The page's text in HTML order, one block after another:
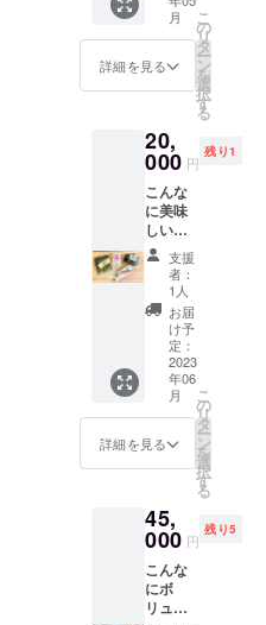
す）
栽培中
無農
薬 サ
（サラ
ダ、パ
どにオ
スス
メ） ふ
もとも
農園
栽培中
無農
薬 紫
もち
麦 ３
００
ｇ １
記は
３月中
頂きま
した内
容量の
写真で
すので
イメー
人参
（とて
も甘い
サラダ
本
玉ねぎ
（新玉
ねぎ）
４コ 栽
培中無
農薬
春菊
（サラ
ダにオ
ススメ
す）
栽培中
無農
薬 サ
ラダホ
ダ、パ
スタな
スス
メ） ふ
もとも
３００
ｇ～４
５０ｇ×
２匹
釜揚げ
き し
らす２
パッ
ク ワ
カメ１
パッ
ク し
らすコ
ロッケ
１パッ
問屋さ
んから
お買い
得 マ
グロ３
柵（ス
ありに
なりま
す。味
は、同
じで大
変お得
月
詳細を見る
こ
の
リ
タ
ー
ン
を
選
択
す
る
20,
000 円
残り1
こんな
に美味
しい食
材をお
届け致
しま
す！ 神
奈川県
佐島か
ら 丸吉
商店さ
ん、平
敏丸さ
んなど
より イ
カ１
カメ１
袋 し
らす１
パック
静岡県
から浜
支援
者：
1人
お届
け予
定：
2023
年06
月
詳細を見る
こ
の
リ
タ
ー
ン
を
選
択
す
る
45,
000 円
残り5
こんな
にボ
リュー